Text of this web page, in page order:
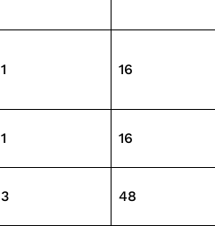
1 16
1 16
3 48